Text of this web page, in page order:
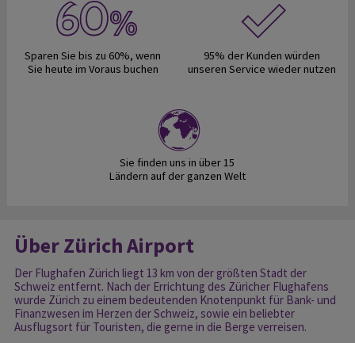
Sparen Sie bis zu 60%, wenn
Sie heute im Voraus buchen
95% der Kunden würden
unseren Service wieder nutzen
Sie finden uns in über 15
Ländern auf der ganzen Welt
Über Zürich Airport
Der Flughafen Zürich liegt 13 km von der größten Stadt der
Schweiz entfernt. Nach der Errichtung des Züricher Flughafens
wurde Zürich zu einem bedeutenden Knotenpunkt für Bank- und
Finanzwesen im Herzen der Schweiz, sowie ein beliebter
Ausflugsort für Touristen, die gerne in die Berge verreisen.